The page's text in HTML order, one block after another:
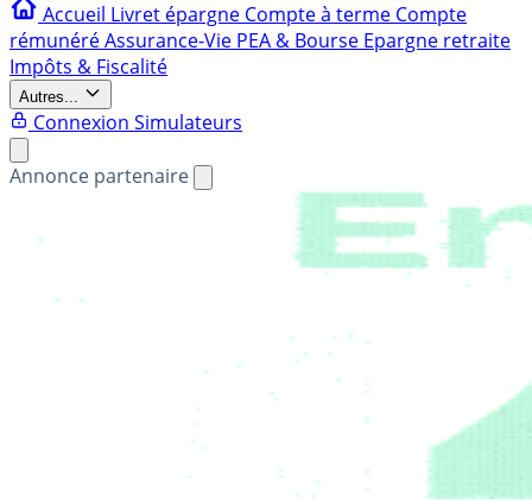
Accueil Livret épargne Compte à terme Compte
rémunéréAssurance-Vie PEA & Bourse Epargne retraite
Impôts & Fiscalité
Autres...
Connexion Simulateurs
Annonce partenaire